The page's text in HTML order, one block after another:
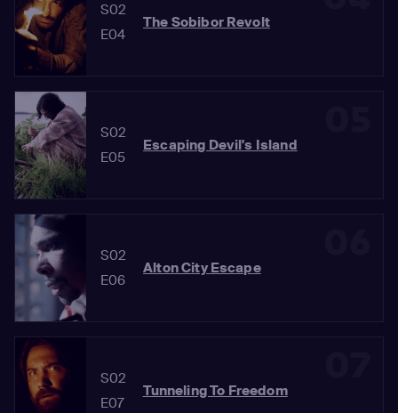
S02
E04
The Sobibor Revolt
S02
E05
Escaping Devil's Island
S02
E06
Alton City Escape
S02
E07
Tunneling To Freedom